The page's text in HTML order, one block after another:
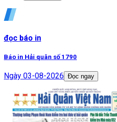
đọc báo in
Báo in Hải quân số 1790
Ngày 03-08-2026 Đọc ngay